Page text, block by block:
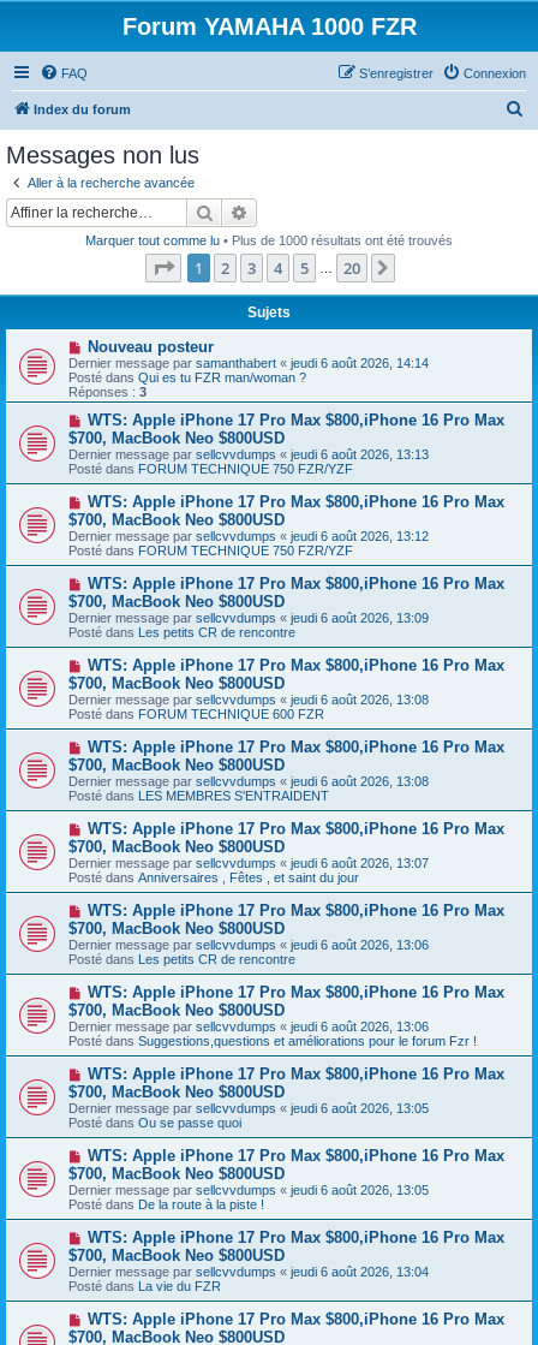
Forum YAMAHA 1000 FZR
FAQ Connexion
S’enregistrer
Index du forum
Messages non lus
Aller à la recherche avancée
Rechercher
Marquer tout comme lu • Plus de 1000 résultats ont été trouvés
Page 1sur20
1 2 3 4 5 20
Sujets
N
o
u
v
e
a
u
m
e
s
s
a
g
e
Nouveau posteur
Dernier message par samanthabert « jeudi 6 août 2026, 14:14
Posté dans Qui es tu FZR man/woman ?
Réponses : 3
N
o
u
v
e
a
u
m
e
s
a
g
e
WTS: Apple iPhone 17 Pro Max $800,iPhone 16 Pro Max
$700, MacBook Neo $800USD
Dernier message par sellcvvdumps « jeudi 6 août 2026, 13:13
Posté dans FORUM TECHNIQUE 750 FZR/YZF
N
o
u
v
e
a
u
m
e
s
a
g
e
WTS: Apple iPhone 17 Pro Max $800,iPhone 16 Pro Max
$700, MacBook Neo $800USD
Dernier message par sellcvvdumps « jeudi 6 août 2026, 13:12
Posté dans FORUM TECHNIQUE 750 FZR/YZF
N
o
u
v
e
a
u
m
e
s
a
g
e
WTS: Apple iPhone 17 Pro Max $800,iPhone 16 Pro Max
$700, MacBook Neo $800USD
Dernier message par sellcvvdumps « jeudi 6 août 2026, 13:09
Posté dans Les petits CR de rencontre
N
o
u
v
e
a
u
m
e
s
a
g
e
WTS: Apple iPhone 17 Pro Max $800,iPhone 16 Pro Max
$700, MacBook Neo $800USD
Dernier message par sellcvvdumps « jeudi 6 août 2026, 13:08
Posté dans FORUM TECHNIQUE 600 FZR
N
o
u
v
e
a
u
m
e
s
a
g
e
WTS: Apple iPhone 17 Pro Max $800,iPhone 16 Pro Max
$700, MacBook Neo $800USD
Dernier message par sellcvvdumps « jeudi 6 août 2026, 13:08
Posté dans LES MEMBRES S'ENTRAIDENT
N
o
u
v
e
a
u
m
e
s
a
g
e
WTS: Apple iPhone 17 Pro Max $800,iPhone 16 Pro Max
$700, MacBook Neo $800USD
Dernier message par sellcvvdumps « jeudi 6 août 2026, 13:07
Posté dans Anniversaires , Fêtes , et saint du jour
N
o
u
v
e
a
u
m
e
s
a
g
e
WTS: Apple iPhone 17 Pro Max $800,iPhone 16 Pro Max
$700, MacBook Neo $800USD
Dernier message par sellcvvdumps « jeudi 6 août 2026, 13:06
Posté dans Les petits CR de rencontre
N
o
u
v
e
a
u
m
e
s
a
g
e
WTS: Apple iPhone 17 Pro Max $800,iPhone 16 Pro Max
$700, MacBook Neo $800USD
Dernier message par sellcvvdumps « jeudi 6 août 2026, 13:06
Posté dans Suggestions,questions et améliorations pour le forum Fzr !
N
o
u
v
e
a
u
m
e
s
a
g
e
WTS: Apple iPhone 17 Pro Max $800,iPhone 16 Pro Max
$700, MacBook Neo $800USD
Dernier message par sellcvvdumps « jeudi 6 août 2026, 13:05
Posté dans Ou se passe quoi
N
o
u
v
e
a
u
m
e
s
a
g
e
WTS: Apple iPhone 17 Pro Max $800,iPhone 16 Pro Max
$700, MacBook Neo $800USD
Dernier message par sellcvvdumps « jeudi 6 août 2026, 13:05
Posté dans De la route à la piste !
N
o
u
v
e
a
u
m
WTS: Apple iPhone 17 Pro Max $800,iPhone 16 Pro Max
$700, MacBook Neo $800USD
Dernier message par sellcvvdumps « jeudi 6 août 2026, 13:04
Posté dans La vie du FZR
N
o
WTS: Apple iPhone 17 Pro Max $800,iPhone 16 Pro Max
$700, MacBook Neo $800USD